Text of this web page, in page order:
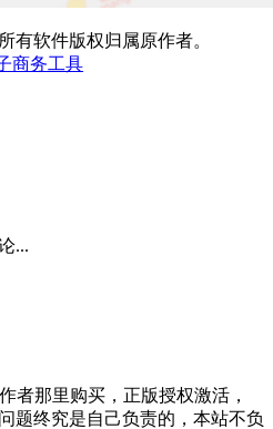
有软件版权归属原作者。
商务工具
...
者那里购买，正版授权激活，
题终究是自己负责的，本站不负